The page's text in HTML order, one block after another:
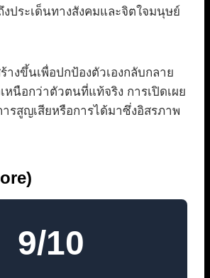
ประเด็นทางสังคมและจิตใจมนุษย์
างขึ้นเพื่อปกป้องตัวเองกลับกลาย
หนือกว่าตัวตนที่แท้จริง การเปิดเผย
รสูญเสียหรือการได้มาซึ่งอิสรภาพ
9/10